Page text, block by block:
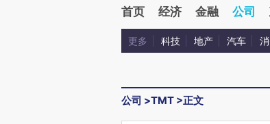
首页 经济 金融 公司
更多 科技 地产 汽车
公司 >TMT >正文